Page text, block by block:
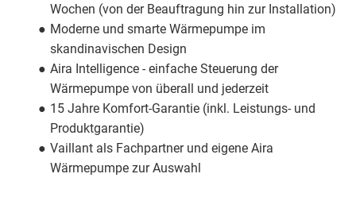
Wochen (von der Beauftragung hin zur Installation)
Moderne und smarte Wärmepumpe im
skandinavischen Design
Aira Intelligence - einfache Steuerung der
Wärmepumpe von überall und jederzeit
15 Jahre Komfort-Garantie (inkl. Leistungs- und
Produktgarantie)
Vaillant als Fachpartner und eigene Aira
Wärmepumpe zur Auswahl